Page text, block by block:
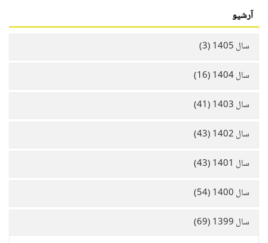
آرشیو
سال 1405 (3)
سال 1404 (16)
سال 1403 (41)
سال 1402 (43)
سال 1401 (43)
سال 1400 (54)
سال 1399 (69)